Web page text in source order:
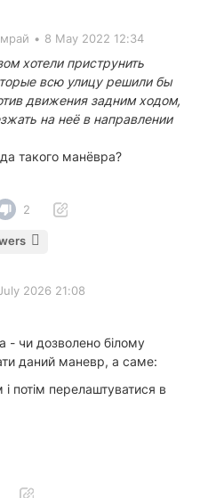
• 8 May 2022 12:34
хотели приструнить
всю улицу решили бы
движения задним ходом,
на неё в направлении
такого манёвра?
2
2026 21:08
- чи дозволено білому
даний маневр, а саме:
потім перелаштуватися в